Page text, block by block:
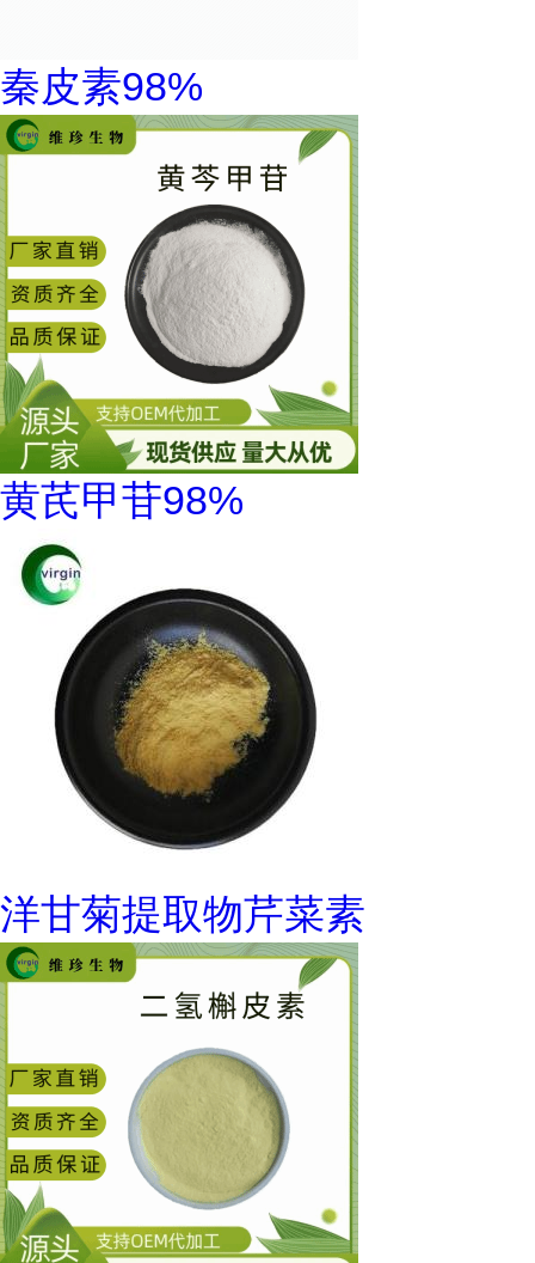
秦皮素98%
黄芪甲苷98%
洋甘菊提取物芹菜素